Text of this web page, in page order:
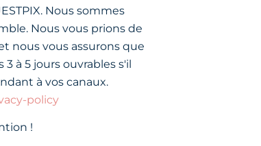
Nous sommes
Nous vous prions de
nous vous assurons que
à 5 jours ouvrables s'il
à vos canaux.
policy
!